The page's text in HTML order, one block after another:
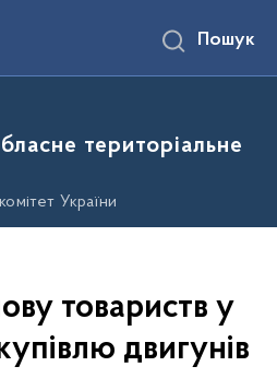
Пошук
територіальне
України
товариств у
двигунів